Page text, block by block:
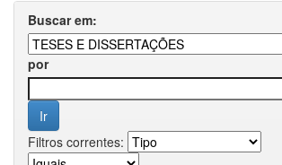
Buscar em:
por
Filtros correntes: